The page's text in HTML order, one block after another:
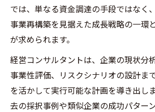
では、単なる資金調達の手段ではなく
事業再構築を見据えた成長戦略の一環
が求められます。
経営コンサルタントは、企業の現状分
事業性評価、リスクシナリオの設計ま
を活かして実行可能な計画を導き出し
去の採択事例や類似企業の成功パター